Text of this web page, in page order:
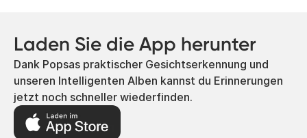
Laden Sie die App herunter
Dank Popsas praktischer Gesichtserkennung und
unseren Intelligenten Alben kannst du Erinnerungen
jetzt noch schneller wiederfinden.